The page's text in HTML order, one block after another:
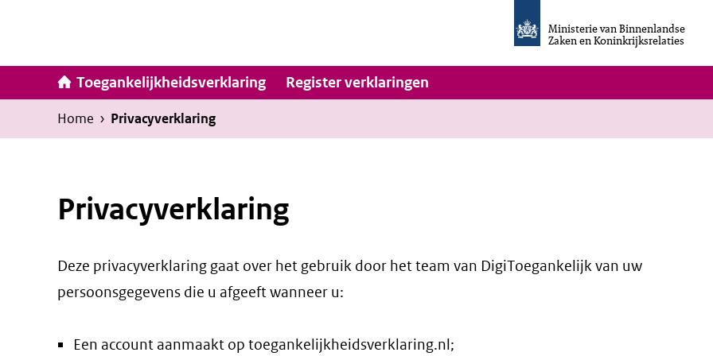
inhoud
Ministerie van Binnenlandse
Zaken en Koninkrijksrelaties
van
Invulassistent
Toegankelijkheidsverklaring
Toegankelijkheidsverklaring Hoofdnavigatie
Register verklaringen
Kruimelpad
U
bevindt
Home › Privacyverklaring
Privacyverklaring
Deze privacyverklaring gaat over het gebruik door het team van DigiToegankelijk van uw
persoonsgegevens die u afgeeft wanneer u:
Een account aanmaakt op toegankelijkheidsverklaring.nl;